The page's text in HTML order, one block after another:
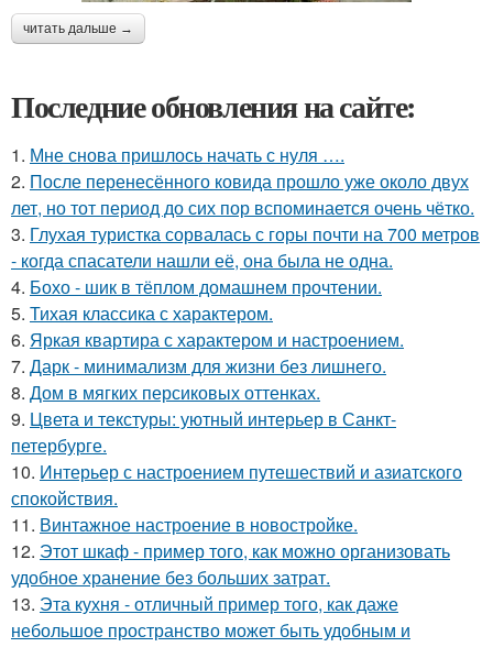
читать дальше →
Последние обновления на сайте:
1. Мне снова пришлось начать с нуля ….
2. После перенесённого ковида прошло уже около двух
лет, но тот период до сих пор вспоминается очень чётко.
3. Глухая туристка сорвалась с горы почти на 700 метров
- когда спасатели нашли её, она была не одна.
4. Бохо - шик в тёплом домашнем прочтении.
5. Тихая классика с характером.
6. Яркая квартира с характером и настроением.
7. Дарк - минимализм для жизни без лишнего.
8. Дом в мягких персиковых оттенках.
9. Цвета и текстуры: уютный интерьер в Санкт-
петербурге.
10. Интерьер с настроением путешествий и азиатского
спокойствия.
11. Винтажное настроение в новостройке.
12. Этот шкаф - пример того, как можно организовать
удобное хранение без больших затрат.
13. Эта кухня - отличный пример того, как даже
небольшое пространство может быть удобным и